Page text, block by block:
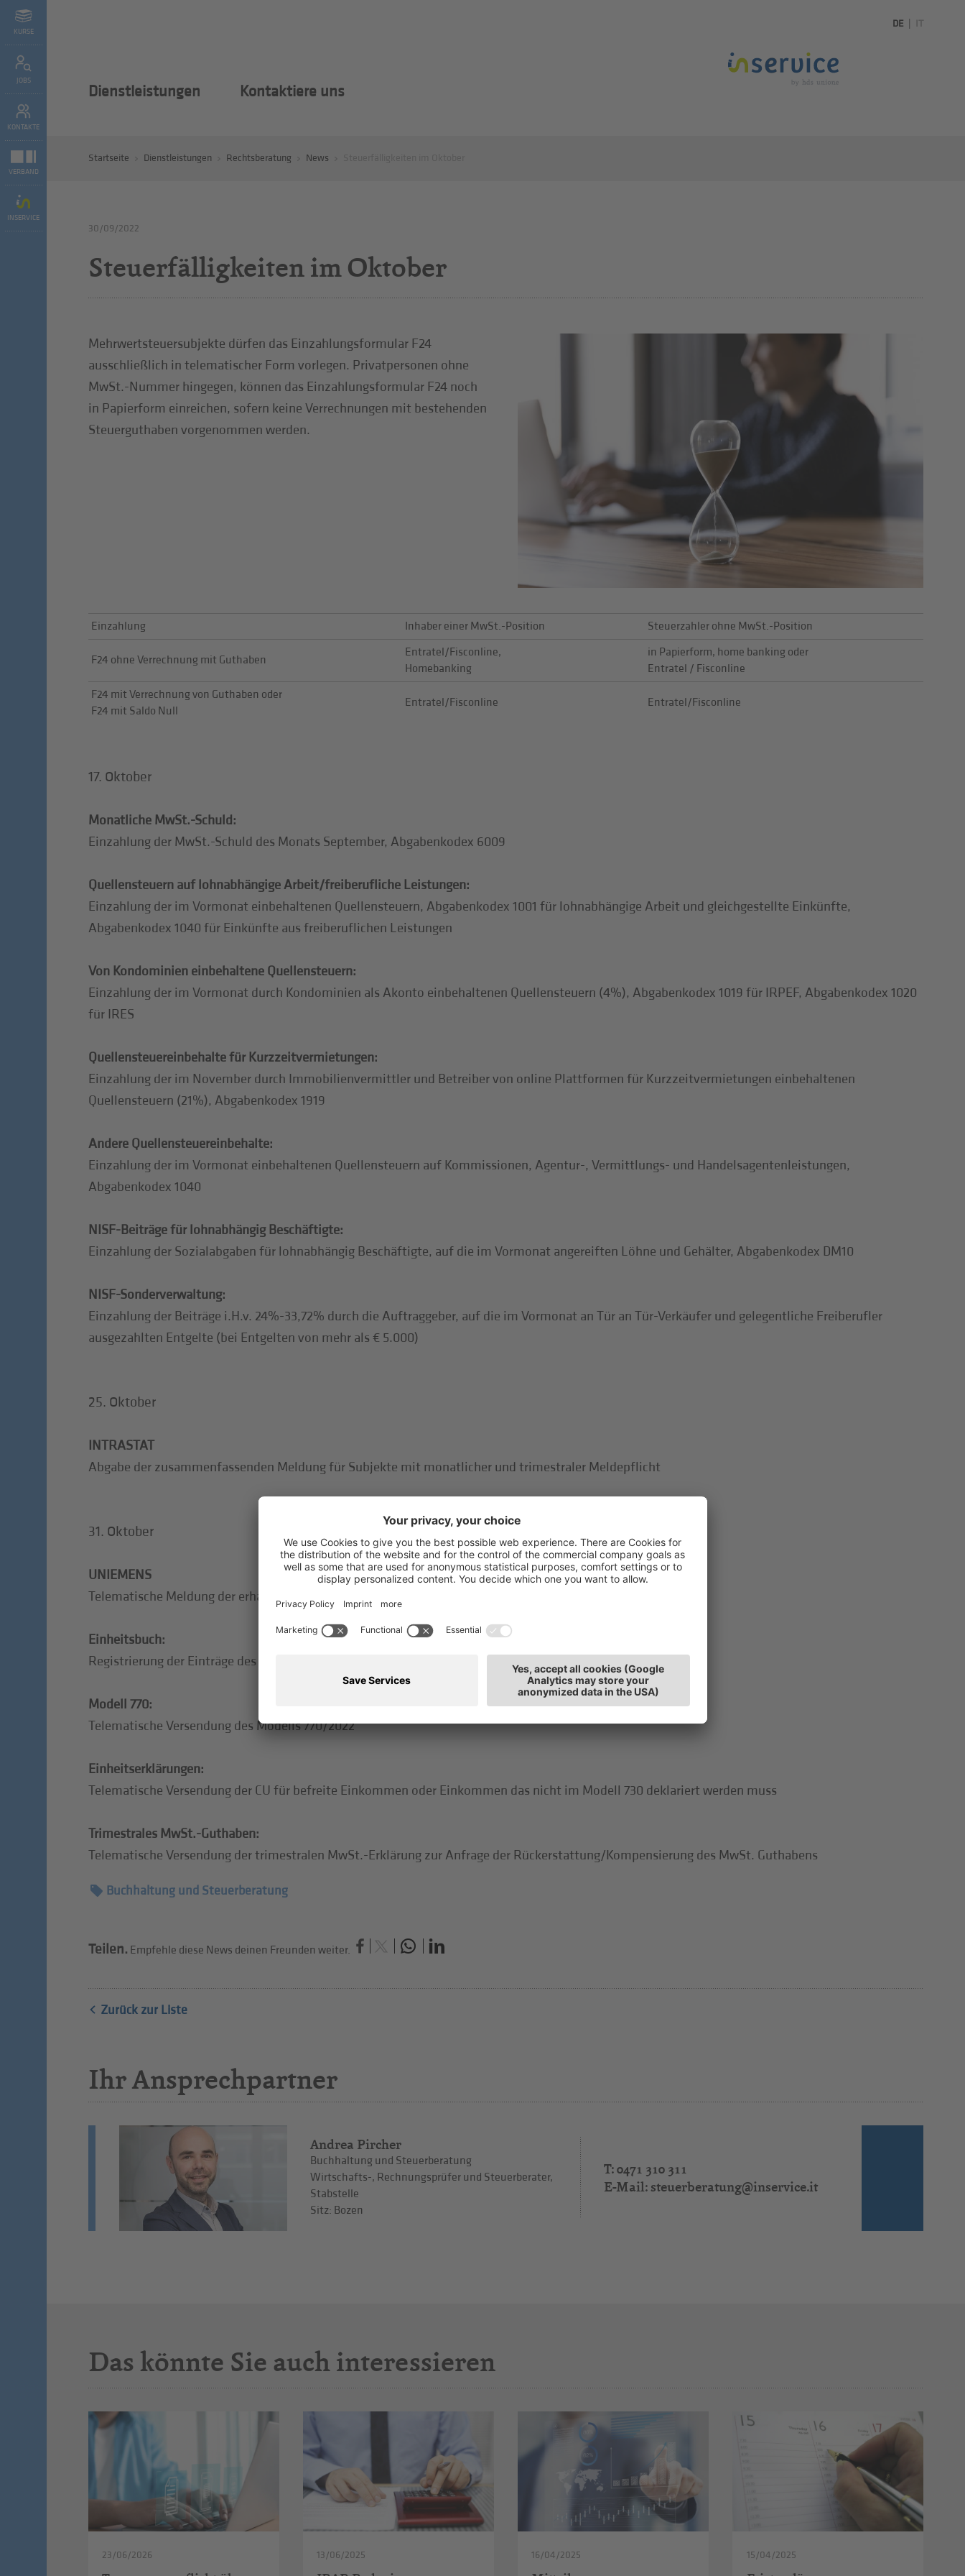
KURSE
JOBS
KONTAKTE
VERBAND
INSERVICE
DE IT
Dienstleistungen Kontaktiere uns
Startseite Dienstleistungen Rechtsberatung News
30/09/2022
Steuerfälligkeiten im Oktober
Mehrwertsteuersubjekte dürfen das Einzahlungsformular F24
ausschließlich in telematischer Form vorlegen. Privatpersonen ohne
MwSt.-Nummer hingegen, können das Einzahlungsformular F24 noch
in Papierform einreichen, sofern keine Verrechnungen mit bestehenden
Steuerguthaben vorgenommen werden.
Einzahlung Inhaber einer MwSt.-Position Steuerzahler ohne MwSt.-Position
F24 ohne Verrechnung mit Guthaben
Entratel/Fisconline,
Homebanking
in Papierform, home banking oder
Entratel / Fisconline
F24 mit Verrechnung von Guthaben oder
F24 mit Saldo Null
Entratel/Fisconline Entratel/Fisconline
17. Oktober
Monatliche MwSt.-Schuld:
Einzahlung der MwSt.-Schuld des Monats September, Abgabenkodex 6009
Quellensteuern auf lohnabhängige Arbeit/freiberufliche Leistungen:
Einzahlung der im Vormonat einbehaltenen Quellensteuern, Abgabenkodex 1001 für lohnabhängige Arbeit und gleichgestellte Einkünfte,
Abgabenkodex 1040 für Einkünfte aus freiberuflichen Leistungen
Von Kondominien einbehaltene Quellensteuern:
Einzahlung der im Vormonat durch Kondominien als Akonto einbehaltenen Quellensteuern (4%), Abgabenkodex 1019 für IRPEF, Abgabenkodex 1020
für IRES
Quellensteuereinbehalte für Kurzzeitvermietungen:
Einzahlung der im November durch Immobilienvermittler und Betreiber von online Plattformen für Kurzzeitvermietungen einbehaltenen
Quellensteuern (21%), Abgabenkodex 1919
Andere Quellensteuereinbehalte:
Einzahlung der im Vormonat einbehaltenen Quellensteuern auf Kommissionen, Agentur-, Vermittlungs- und Handelsagentenleistungen,
Abgabenkodex 1040
NISF-Beiträge für lohnabhängig Beschäftigte:
Einzahlung der Sozialabgaben für lohnabhängig Beschäftigte, auf die im Vormonat angereiften Löhne und Gehälter, Abgabenkodex DM10
NISF-Sonderverwaltung:
Einzahlung der Beiträge i.H.v. 24%-33,72% durch die Auftraggeber, auf die im Vormonat an Tür an Tür-Verkäufer und gelegentliche Freiberufler
ausgezahlten Entgelte (bei Entgelten von mehr als € 5.000)
25. Oktober
INTRASTAT
Abgabe der zusammenfassenden Meldung für Subjekte mit monatlicher und trimestraler Meldepflicht
31. Oktober
UNIEMENS
Telematische Meldung der erhaltenen Vergütungen und Beiträge des Vormonats
Einheitsbuch:
Registrierung der Einträge des Vormonats
Modell 770:
Telematische Versendung des Modells 770/2022
Einheitserklärungen:
Telematische Versendung der CU für befreite Einkommen oder Einkommen das nicht im Modell 730 deklariert werden muss
Trimestrales MwSt.-Guthaben:
Telematische Versendung der trimestralen MwSt.-Erklärung zur Anfrage der Rückerstattung/Kompensierung des MwSt. Guthabens
Buchhaltung und Steuerberatung
Teilen. Empfehle diese News deinen Freunden weiter.
Zurück zur Liste
Ihr Ansprechpartner
Andrea Pircher
Buchhaltung und Steuerberatung
Wirtschafts-, Rechnungsprüfer und Steuerberater,
Stabstelle
Sitz: Bozen
T: 0471 310 311
E-Mail: steuerberatung@inservice.it
Das könnte Sie auch interessieren
23/06/2026 13/06/2025 16/04/2025 15/04/2025